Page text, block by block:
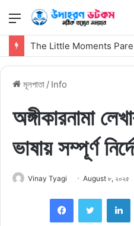
মেনু
মূলপাতা / Info
অঙ্গীকারনামা
ভাষায় সম্পূর্ণ
Vinay Tyagi August ৮, ২০২৫
FacebookTwitter